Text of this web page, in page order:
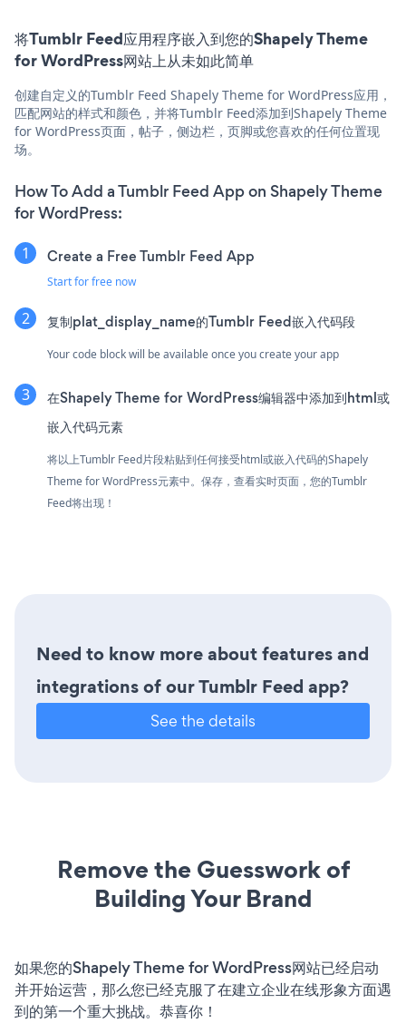
将Tumblr Feed应用程序嵌入到您的Shapely Theme
for WordPress网站上从未如此简单
创建自定义的Tumblr Feed Shapely Theme for WordPress应用，
匹配网站的样式和颜色，并将Tumblr Feed添加到Shapely Theme
for WordPress页面，帖子，侧边栏，页脚或您喜欢的任何位置现
场。
How To Add a Tumblr Feed App on Shapely Theme
for WordPress:
Create a Free Tumblr Feed App
Start for free now
复制plat_display_name的Tumblr Feed嵌入代码段
Your code block will be available once you create your app
在Shapely Theme for WordPress编辑器中添加到html或
嵌入代码元素
将以上Tumblr Feed片段粘贴到任何接受html或嵌入代码的Shapely
Theme for WordPress元素中。保存，查看实时页面，您的Tumblr
Feed将出现！
Need to know more about features and
integrations of our Tumblr Feed app?
See the details
Remove the Guesswork of
Building Your Brand
如果您的Shapely Theme for WordPress网站已经启动
并开始运营，那么您已经克服了在建立企业在线形象方面遇
到的第一个重大挑战。恭喜你！